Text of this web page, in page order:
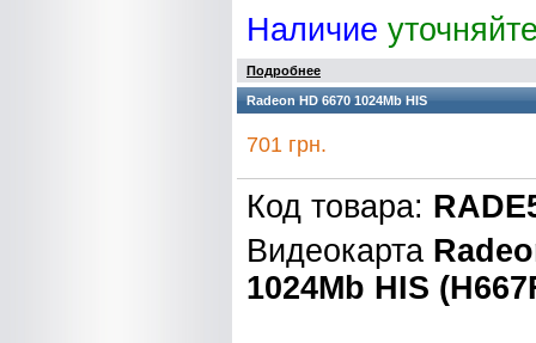
Наличие
Подробнее
Radeon HD 6670 1024Mb HIS
701 грн.
Код товара:
Видеокарта
1024Mb HIS